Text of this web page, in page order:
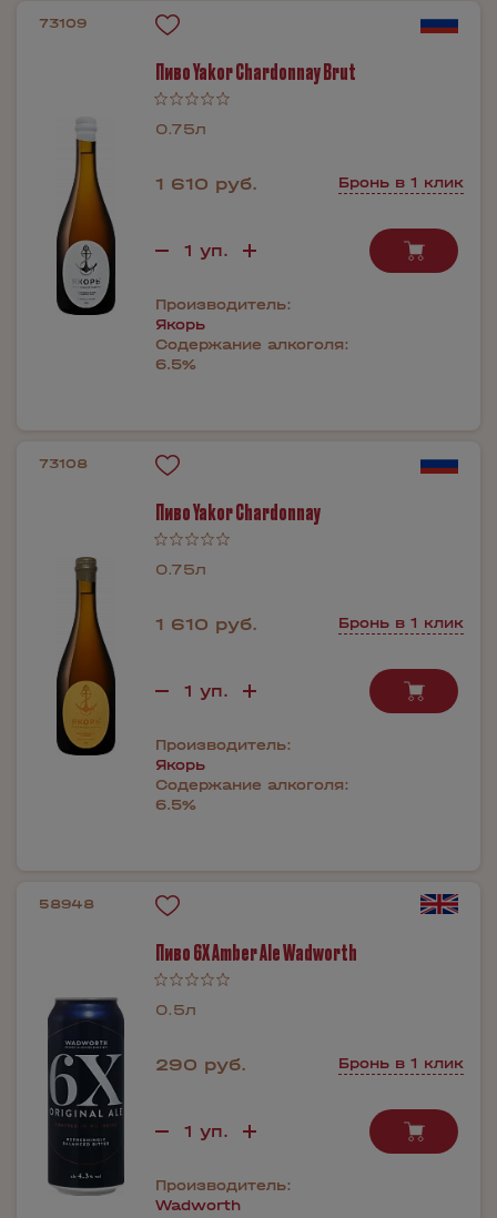
73109
Пиво Yakor Chardonnay Brut
0.75л
1 610 руб. Бронь в 1 клик
Производитель:
Якорь
Содержание алкоголя:
6.5%
73108
Пиво Yakor Chardonnay
0.75л
1 610 руб. Бронь в 1 клик
Производитель:
Якорь
Содержание алкоголя:
6.5%
58948
Пиво 6X Amber Ale Wadworth
0.5л
290 руб. Бронь в 1 клик
Производитель:
Wadworth